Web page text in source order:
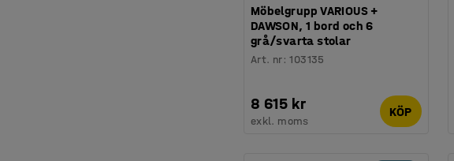
Möbelgrupp VARIOUS +
DAWSON, 1 bord och 6
grå/svarta stolar
Art. nr:103135
8 615 kr
exkl. moms
KÖP